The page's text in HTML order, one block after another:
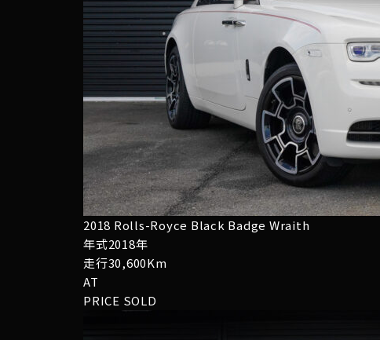
2018 Rolls-Royce Black Badge Wraith
年式2018年
走行30,600Km
AT
PRICE SOLD